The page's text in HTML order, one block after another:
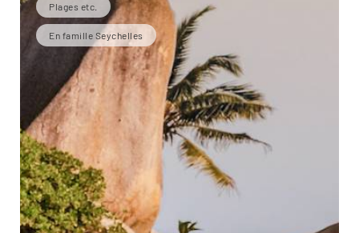
Plages etc.
En famille Seychelles